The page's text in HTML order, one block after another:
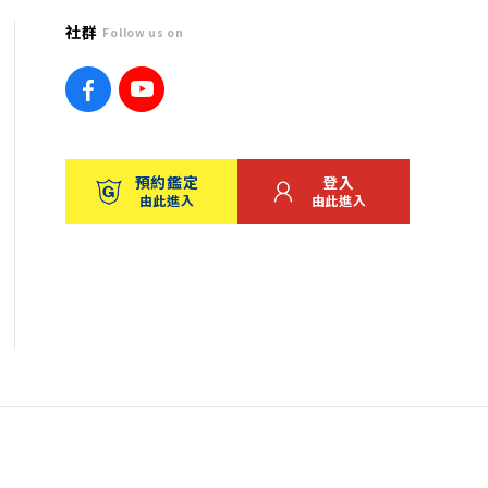
社群 Follow us on
預約鑑定
由此進入
登入
由此進入